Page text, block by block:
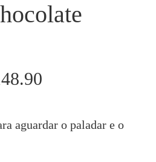
é:
aguardar o paladar e o